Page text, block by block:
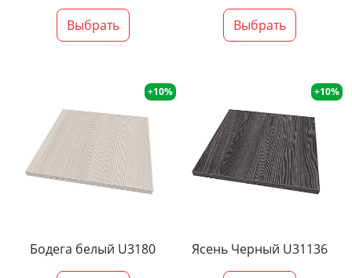
Выбрать Выбрать
+10%
Бодега белый U3180
+10%
Ясень Черный U31136